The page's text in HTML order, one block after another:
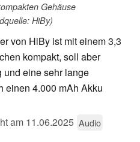
Gehäuse
HiBy)
von HiBy ist mit einem 3,3
kompakt, soll aber
eine sehr lange
einen 4.000 mAh Akku
am 11.06.2025 Audio